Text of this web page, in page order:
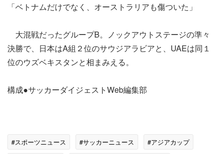
「ベトナムだけでなく、オーストラリアも傷ついた」
大混戦だったグループB。ノックアウトステージの準々
決勝で、日本はA組２位のサウジアラビアと、UAEは同１
位のウズベキスタンと相まみえる。
構成●サッカーダイジェストWeb編集部
#スポーツニュース #サッカーニュース
#アジアカップ